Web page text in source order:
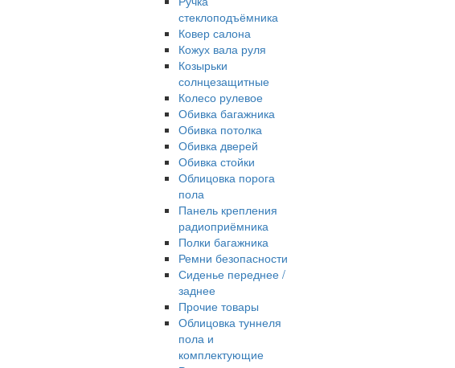
стеклоподъёмника
Ковер салона
Кожух вала руля
Козырьки
солнцезащитные
Колесо рулевое
Обивка багажника
Обивка потолка
Обивка дверей
Обивка стойки
Облицовка порога
пола
Панель крепления
радиоприёмника
Полки багажника
Ремни безопасности
Сиденье переднее /
заднее
Прочие товары
Облицовка туннеля
пола и
комплектующие